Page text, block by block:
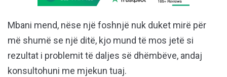
Mbani mend, nëse një foshnjë nuk duket mirë për
më shumë se një ditë, kjo mund të mos jetë si
rezultat i problemit të daljes së dhëmbëve, andaj
konsultohuni me mjekun tuaj.